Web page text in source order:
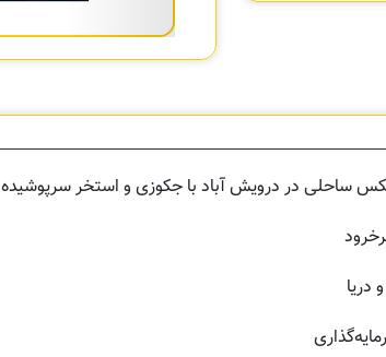
ساحلی در درویش آباد با جکوزی و استخر سرپوشیده